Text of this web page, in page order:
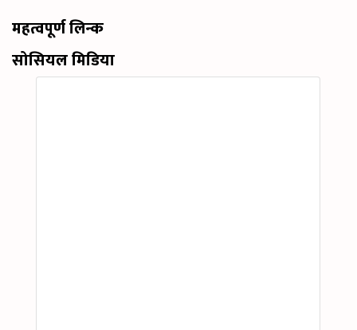
महत्वपूर्ण लिन्क
सोसियल मिडिया